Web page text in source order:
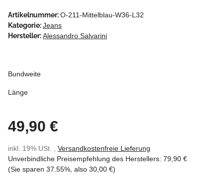
Artikelnummer:O-211-Mittelblau-W36-L32
Kategorie:Jeans
Hersteller:Alessandro Salvarini
Bundweite
Länge
49,90 €
inkl. 19% USt. , Versandkostenfreie Lieferung
Unverbindliche Preisempfehlung des Herstellers: 79,90 €
(Sie sparen 37.55% , also 30,00 €)